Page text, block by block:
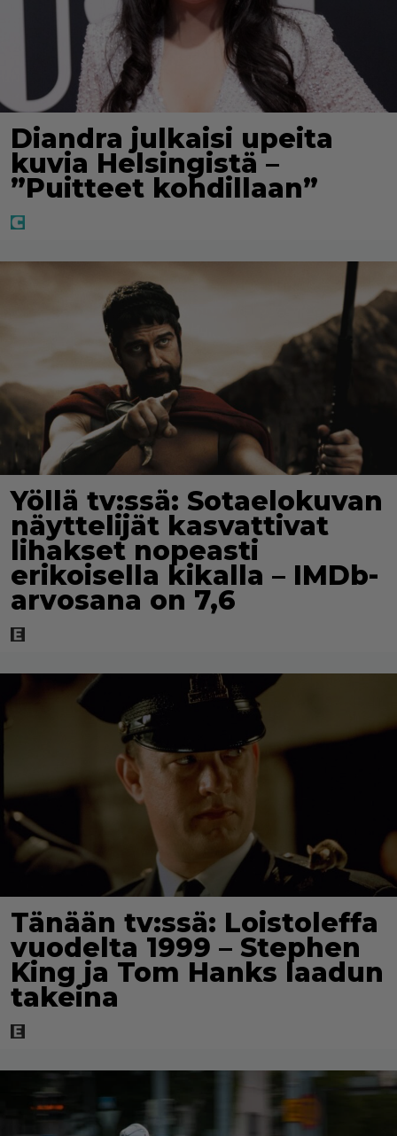
Diandra julkaisi upeita
kuvia Helsingistä –
”Puitteet kohdillaan”
Yöllä tv:ssä: Sotaelokuvan
näyttelijät kasvattivat
lihakset nopeasti
erikoisella kikalla – IMDb-
arvosana on 7,6
Tänään tv:ssä: Loistoleffa
vuodelta 1999 – Stephen
King ja Tom Hanks laadun
takeina